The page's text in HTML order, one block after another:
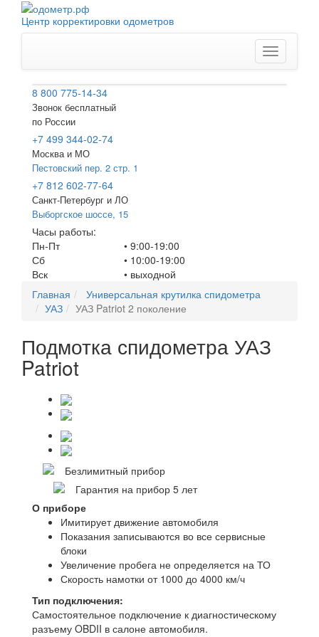
Центр корректировки одометров
Меню
8 800 775-14-34
Звонок бесплатный
по России
+7 499 344-02-74
Москва и МО
Пестовский пер. 2 стр. 1
+7 812 602-77-64
Санкт-Петербург и ЛО
Выборгское шоссе, 15
Часы работы:
Пн-Пт
Сб
Вск
• 9:00-19:00
• 10:00-19:00
• выходной
Главная
Универсальная крутилка спидометра
УАЗ
УАЗ Patriot 2 поколение
Подмотка спидометра УАЗ
Patriot
Безлимитный прибор
Гарантия на прибор 5 лет
О приборе
Имитирует движение автомобиля
Показания записываются во все сервисные
блоки
Увеличение пробега не определяется на ТО
Скорость намотки от 1000 до 4000 км/ч
Тип подключения:
Самостоятельное подключение к диагностическому
разъему OBDII в салоне автомобиля.